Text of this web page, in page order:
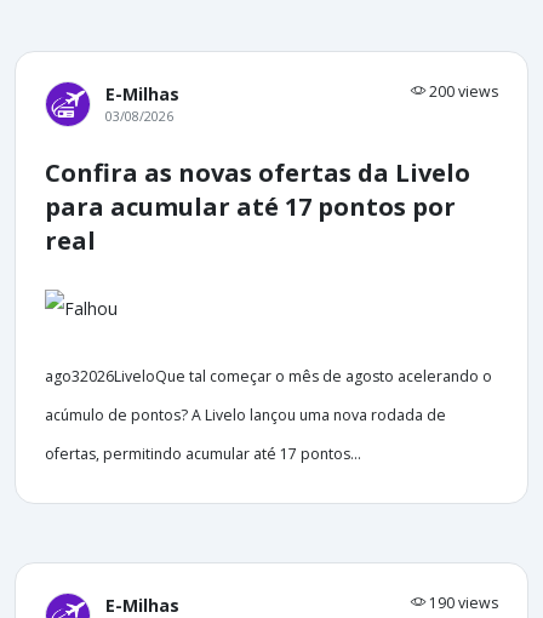
E-Milhas 200 views
03/08/2026
Confira as novas ofertas da Livelo
para acumular até 17 pontos por
real
ago32026LiveloQue tal começar o mês de agosto acelerando o
acúmulo de pontos? A Livelo lançou uma nova rodada de
ofertas, permitindo acumular até 17 pontos...
E-Milhas 190 views